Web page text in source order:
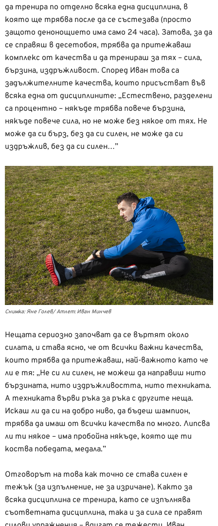
да тренира по отделно всяка една дисциплина, в
която ще трябва после да се състезава (просто
защото денонощието има само 24 часа). Затова, за да
се справяш в десетобоя, трябва да притежаваш
комплекс от качества и да тренираш за тях – сила,
бързина, издръжливост. Според Иван това са
задължителните качества, които присъстват във
всяка една от дисциплините: „Естествено, разделени
са процентно – някъде трябва повече бързина,
някъде повече сила, но не може без някое от тях. Не
може да си бърз, без да си силен, не може да си
издръжлив, без да си силен…”
Снимка: Яне Голев/ Атлет: Иван Минчев
Нещата сериозно започват да се въртят около
силата, и става ясно, че от всички важни качества,
които трябва да притежаваш, най-важното като че
ли е тя: „Не си ли силен, не можеш да направиш нито
бързината, нито издръжливостта, нито техниката.
А техниката върви ръка за ръка с другите неща.
Искаш ли да си на добро ниво, да бъдеш шампион,
трябва да имаш от всички качества по много. Липсва
ли ти някое – има пробойна някъде, която ще ти
коства победата, медала.”
Отговорът на това как точно се става силен е
тежък (за изпълнение, не за изричане). Както за
всяка дисциплина се тренира, като се изпълнява
съответната дисциплина, така и за сила се правят